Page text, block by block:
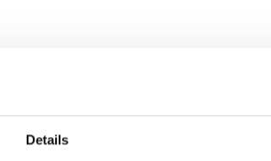
Details
Sodium
Propylene Glycol
Limonene,